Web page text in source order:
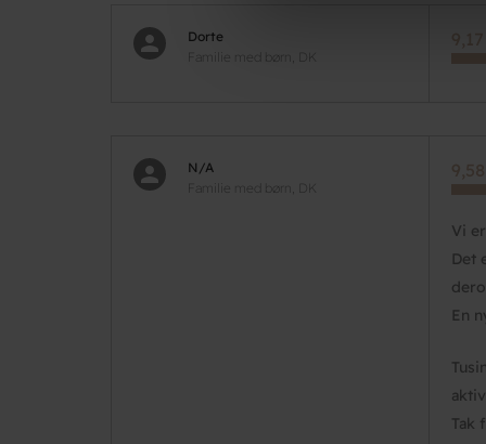
Dorte
Familie med børn, DK
N/A
Familie med børn, DK
Vi
Det
En
Tak